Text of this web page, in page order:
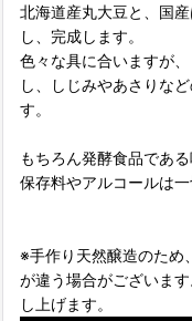
北海道産丸大豆と、国
し、完成します。
色々な具に合いますが
し、しじみやあさりな
す。
もちろん発酵食品であ
保存料やアルコールは一
※手作り天然醸造のため
が違う場合がございま
し上げます。